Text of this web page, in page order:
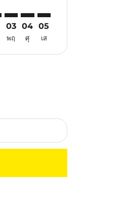
03
พฤ
04
ศุ
05
เส